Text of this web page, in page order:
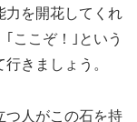
力を開花してくれ
ここぞ！｣という
きましょう。
つ人がこの石を持